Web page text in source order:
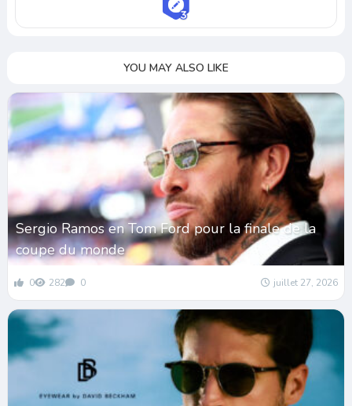
YOU MAY ALSO LIKE
Sergio Ramos en Tom Ford pour la finale de la
coupe du monde
0 282 0 juillet 27, 2026